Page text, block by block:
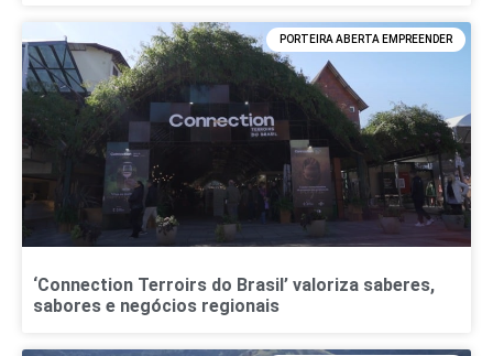
PORTEIRA ABERTA EMPREENDER
‘Connection Terroirs do Brasil’ valoriza saberes,
sabores e negócios regionais